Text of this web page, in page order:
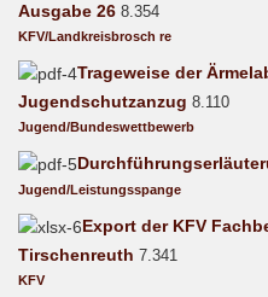
Ausgabe 26 8.354
KFV/Landkreisbrosch re
Trageweise der
Jugendschutzanzug 8.110
Jugend/Bundeswettbewerb
Jugend/Leistungsspange
Export der KFV
Tirschenreuth 7.341
KFV